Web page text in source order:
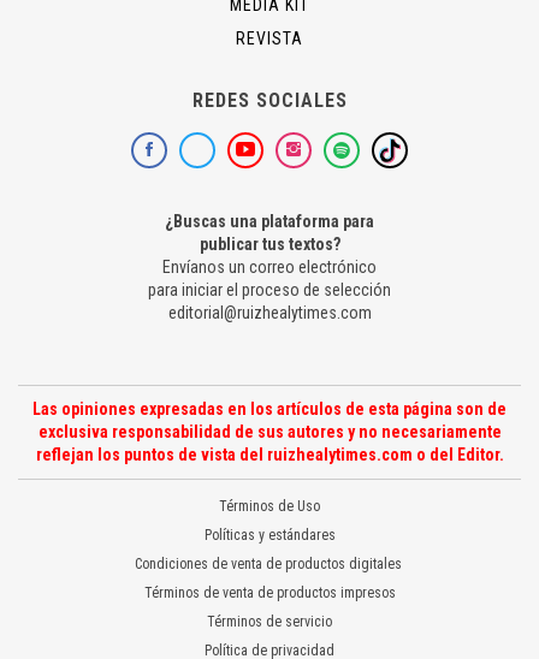
MEDIA KIT
REVISTA
REDES SOCIALES
¿Buscas una plataforma para
publicar tus textos?
Envíanos un correo electrónico
para iniciar el proceso de selección
editorial@ruizhealytimes.com
Las opiniones expresadas en los artículos de esta página son de
exclusiva responsabilidad de sus autores y no necesariamente
reflejan los puntos de vista del ruizhealytimes.com o del Editor.
Términos de Uso
Políticas y estándares
Condiciones de venta de productos digitales
Términos de venta de productos impresos
Términos de servicio
Política de privacidad